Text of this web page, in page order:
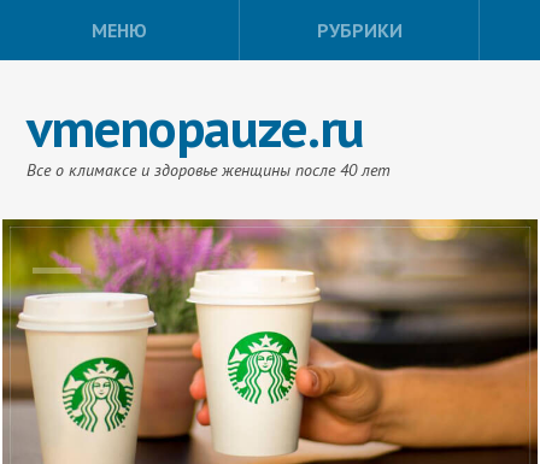
МЕНЮ РУБРИКИ
vmenopauze.ru
Все о климаксе и здоровье женщины после 40 лет